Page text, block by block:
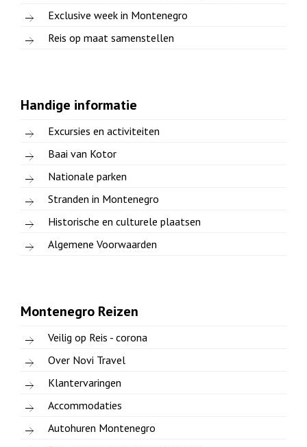
Exclusive week in Montenegro
Reis op maat samenstellen
Handige informatie
Excursies en activiteiten
Baai van Kotor
Nationale parken
Stranden in Montenegro
Historische en culturele plaatsen
Algemene Voorwaarden
Montenegro Reizen
Veilig op Reis - corona
Over Novi Travel
Klantervaringen
Accommodaties
Autohuren Montenegro